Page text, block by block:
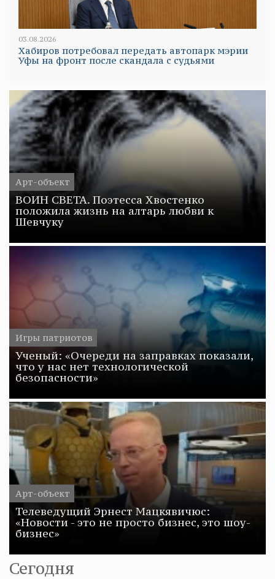
03.08.2026
Хабиров потребовал передать автопарк мэрии
Уфы на фронт после скандала с судьями
Арт-объект
ВОИН СВЕТА. Поэтесса Хвостенко
положила жизнь на алтарь любви к
Шевчуку
Игры патриотов
Ученый: «Очереди на заправках показали,
что у нас нет технологической
безопасности»
Арт-объект
Телеведущий Эрнест Мацкявичюс:
«Новости - это не просто бизнес, это шоу-
бизнес»
Сегодня